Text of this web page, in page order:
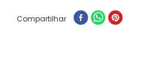
Compartilhar